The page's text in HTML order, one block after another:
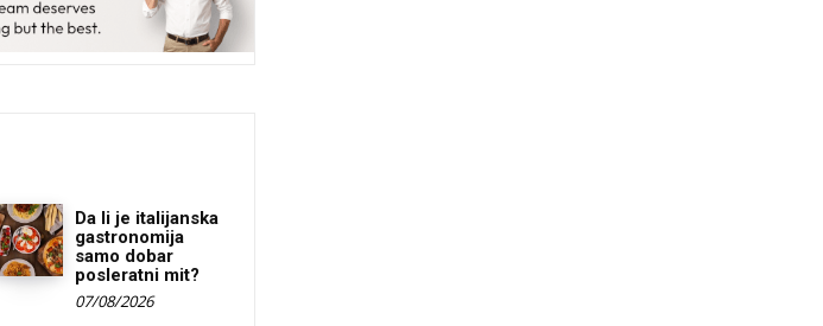
Da li je italijanska
gastronomija
samo dobar
posleratni mit?
07/08/2026